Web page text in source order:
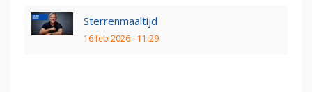
Sterrenmaaltijd
16 feb 2026 - 11:29